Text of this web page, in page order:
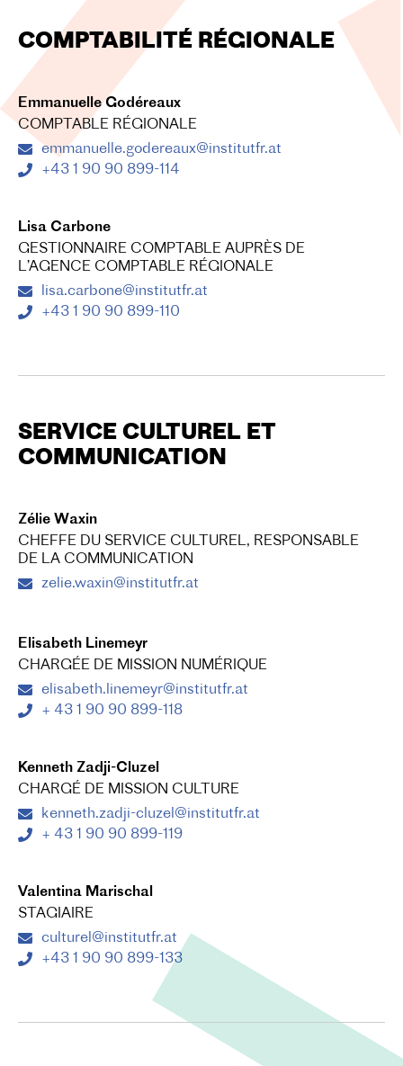
COMPTABILITÉ RÉGIONALE
Emmanuelle Godéreaux
COMPTABLE RÉGIONALE
emmanuelle.godereaux@institutfr.at
+43 1 90 90 899-114
Lisa Carbone
GESTIONNAIRE COMPTABLE AUPRÈS DE
L’AGENCE COMPTABLE RÉGIONALE
lisa.carbone@institutfr.at
+43 1 90 90 899-110
SERVICE CULTUREL ET
COMMUNICATION
Zélie Waxin
CHEFFE DU SERVICE CULTUREL, RESPONSABLE
DE LA COMMUNICATION
zelie.waxin@institutfr.at
Elisabeth Linemeyr
CHARGÉE DE MISSION NUMÉRIQUE
elisabeth.linemeyr@institutfr.at
+ 43 1 90 90 899-118
Kenneth Zadji-Cluzel
CHARGÉ DE MISSION CULTURE
kenneth.zadji-cluzel@institutfr.at
+ 43 1 90 90 899-119
Valentina Marischal
STAGIAIRE
culturel@institutfr.at
+43 1 90 90 899-133